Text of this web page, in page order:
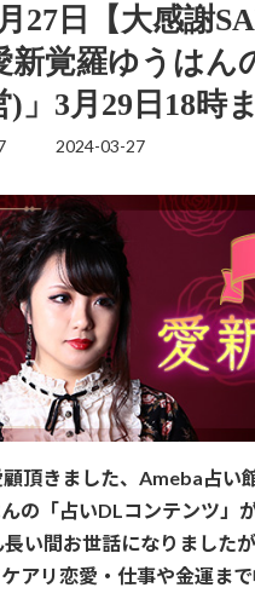
27日【大感謝
新覚羅ゆうは
)」3月29日18時
最
更
新
日
時
:
2024-03-27
頂きました、Ameba占い
の「占いDLコンテンツ」
長い間お世話になりました
アリ恋愛・仕事や金運まで